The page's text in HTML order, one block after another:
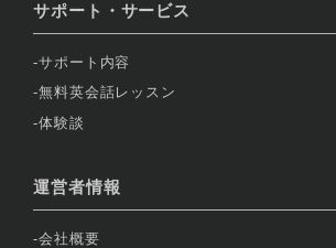
サポート・サービス
サポート内容
無料英会話レッスン
体験談
運営者情報
会社概要